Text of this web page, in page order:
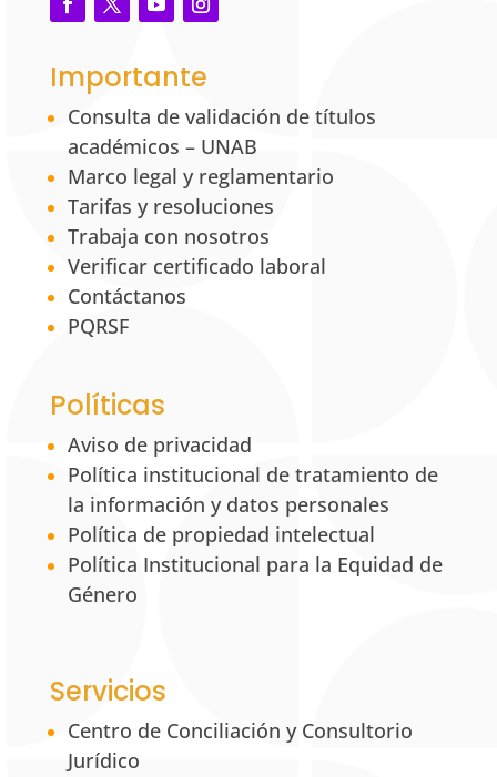
Importante
Consulta de validación de títulos
académicos – UNAB
Marco legal y reglamentario
Tarifas y resoluciones
Trabaja con nosotros
Verificar certificado laboral
Contáctanos
PQRSF
Políticas
Aviso de privacidad
Política institucional de tratamiento de
la información y datos personales
Política de propiedad intelectual
Política Institucional para la Equidad de
Género
Servicios
Centro de Conciliación y Consultorio
Jurídico